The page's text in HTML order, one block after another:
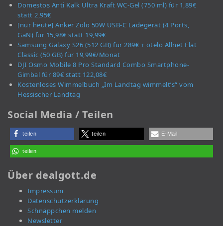
Domestos Anti Kalk Ultra Kraft WC-Gel (750 ml) für 1,89€
statt 2,95€
[nur heute] Anker Zolo 50W USB-C Ladegerät (4 Ports,
GaN) für 15,98€ statt 19,99€
Samsung Galaxy S26 (512 GB) für 289€ + otelo Allnet Flat
Classic (50 GB) für 19,99€/Monat
DJI Osmo Mobile 8 Pro Standard Combo Smartphone-
Gimbal für 89€ statt 122,08€
Kostenloses Wimmelbuch „Im Landtag wimmelt’s“ vom
Hessischer Landtag
Social Media / Teilen
teilen teilen E-Mail
teilen
Über dealgott.de
Impressum
Datenschutzerklärung
Schnäppchen melden
Newsletter